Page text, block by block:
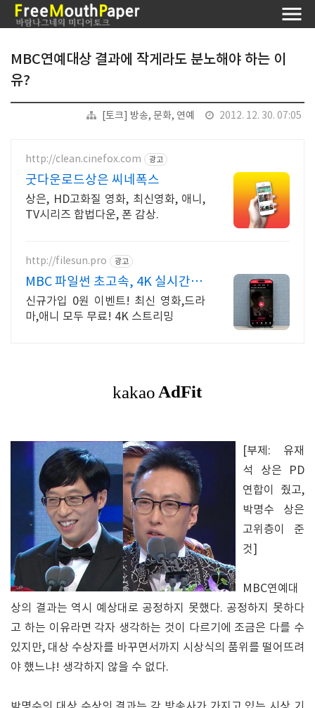
MBC연예대상 결과에 작게라도 분노해야 하는 이
유?
[토크] 방송, 문화, 연예 2012. 12. 30. 07:05
http://clean.cinefox.com 광고
굿다운로드상은 씨네폭스
상은, HD고화질 영화, 최신영화, 애니,
TV시리즈 합법다운, 폰 감상.
http://filesun.pro 광고
MBC 파일썬 초고속, 4K 실시간 보
기!
신규가입 0원 이벤트! 최신 영화,드라
마,애니 모두 무료! 4K 스트리밍
[부제: 유재
석 상은 PD
연합이 줬고,
박명수 상은
고위층이 준
것]
MBC연예대
상의 결과는 역시 예상대로 공정하지 못했다. 공정하지 못하다
고 하는 이유라면 각자 생각하는 것이 다르기에 조금은 다를 수
있지만, 대상 수상자를 바꾸면서까지 시상식의 품위를 떨어뜨려
야 했느냐! 생각하지 않을 수 없다.